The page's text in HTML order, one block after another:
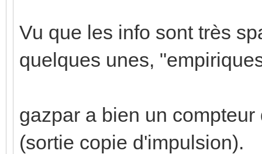
Vu que les info sont très
quelques unes,
gazpar a bien un
(sortie copie d'impulsion).